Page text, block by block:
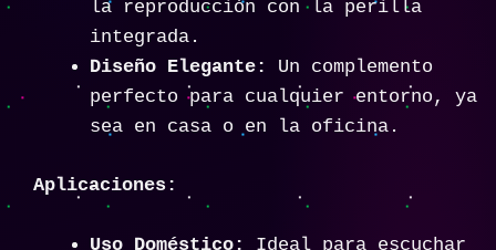
la reproducción con la perilla
integrada.
Diseño Elegante:
Un complemento
perfecto para cualquier entorno, ya
sea en casa o en la oficina.
Aplicaciones:
Uso Doméstico:
Ideal para escuchar